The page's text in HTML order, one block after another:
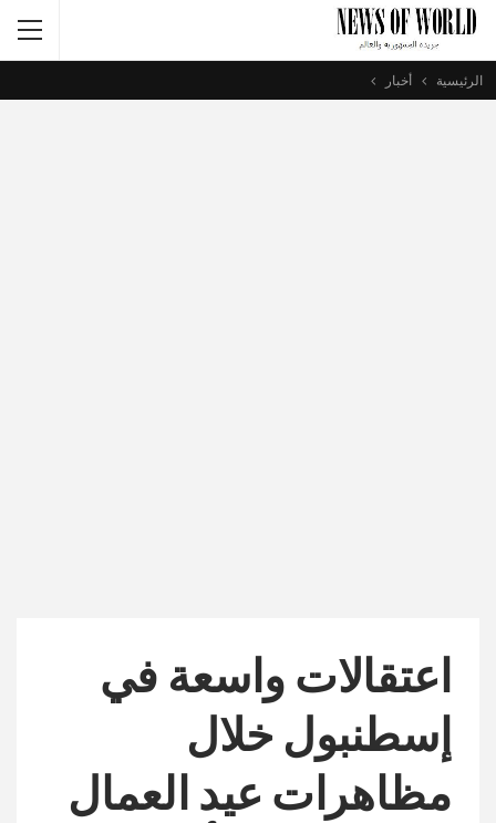
الرئيسية أخبار
اعتقالات واسعة في
إسطنبول خلال
مظاهرات عيد العمال